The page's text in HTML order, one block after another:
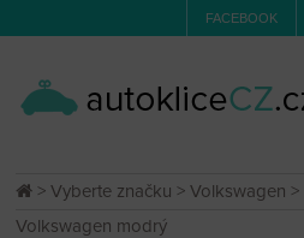
FACEBOOK
>Vyberte značku >Volkswagen >
Volkswagen modrý